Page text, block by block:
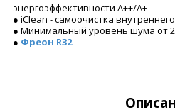
энергоэффективности A++/A+
● iClean - самоочистка
● Минимальный уровень шума от
● Фреон R32